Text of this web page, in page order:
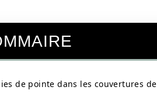
de pointe dans les couvertures de